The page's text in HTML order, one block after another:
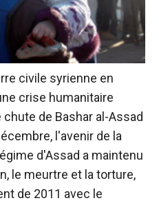
civile syrienne en
crise humanitaire
de Bashar al-Assad
l'avenir de la
d'Assad a maintenu
le meurtre et la torture,
de 2011 avec le